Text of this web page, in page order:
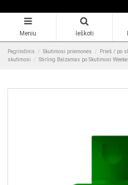
Meniu Ieškoti
Pagrindinis Skutimosi priemonės Prieš / po
skutimosi
Stirling Balzamas po Skutimosi